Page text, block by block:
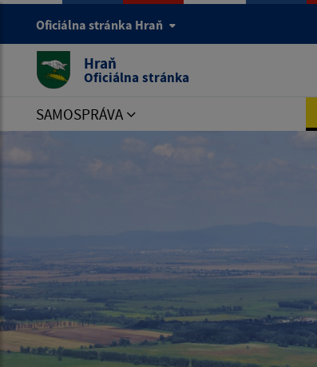
Oficiálna stránka Hraň
Hraň
Oficiálna stránka
SAMOSPRÁVA